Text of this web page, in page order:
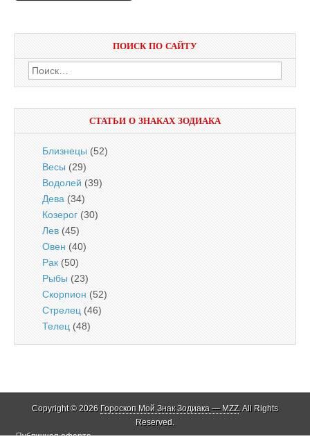
ПОИСК ПО САЙТУ
Найти:
СТАТЬИ О ЗНАКАХ ЗОДИАКА
Близнецы (52)
Весы (29)
Водолей (39)
Дева (34)
Козерог (30)
Лев (45)
Овен (40)
Рак (50)
Рыбы (23)
Скорпион (52)
Стрелец (46)
Телец (48)
Copyright © 2026 Гороскоп Мой Знак Зодиака — MZZ. All Rights
Reserved.
Публичная оферта